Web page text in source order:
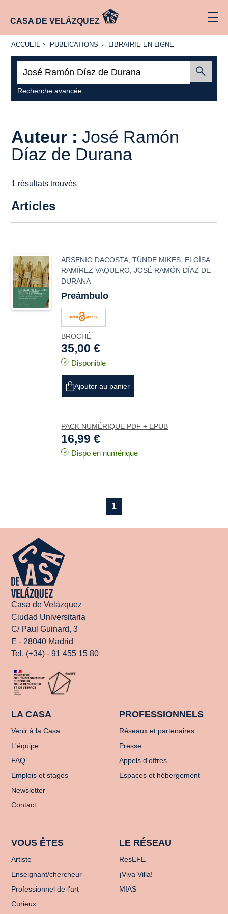
CASA DE VELÁZQUEZ
ACCUEIL
ACCUEIL PUBLICATIONS
PUBLICATIONS
LIBRAIRIE
LIBRAIRIE EN LIGNE
Recherche avancée
Auteur :José Ramón
Díaz de Durana
1 résultats trouvés
Articles
ARSENIO DACOSTA ,TÜNDE MIKES ELOÍSA
RAMÍREZ VAQUERO ,JOSÉ RAMÓN DÍAZ DE
DURANA
Preámbulo
BROCHÉ
35,00 €
Disponible
Ajouter au panier
PACK NUMÉRIQUE PDF + EPUB
16,99 €
Dispo en numérique
1
Casa de Velázquez
Ciudad Universitaria
C/ Paul Guinard, 3
E - 28040 Madrid
Tel. (+34) - 91 455 15 80
LA CASA
Venir à la Casa
L'équipe
FAQ
Emplois et stages
Newsletter
Contact
PROFESSIONNELS
Réseaux et partenaires
Presse
Appels d'offres
Espaces et hébergement
VOUS ÊTES
Artiste
Enseignant/chercheur
Professionnel de l'art
Curieux
LE RÉSEAU
ResEFE
¡Viva Villa!
MIAS